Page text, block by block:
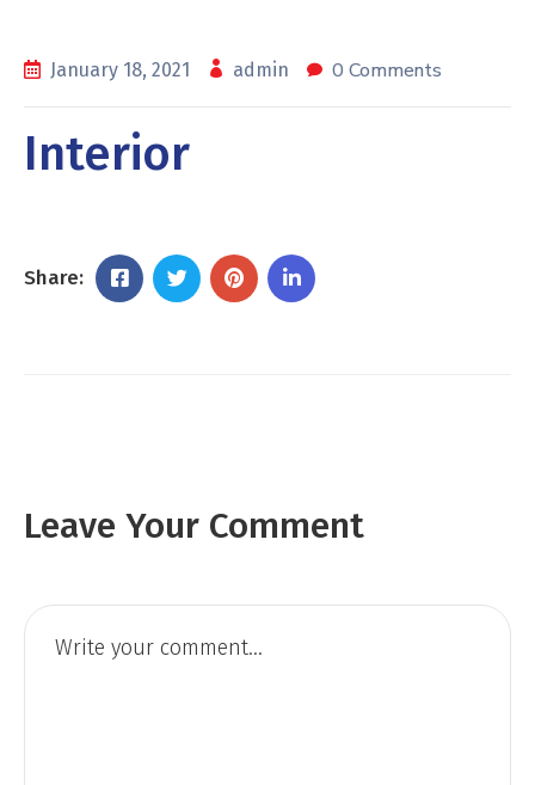
January 18, 2021 admin 0 Comments
Interior
Share:
Leave Your Comment